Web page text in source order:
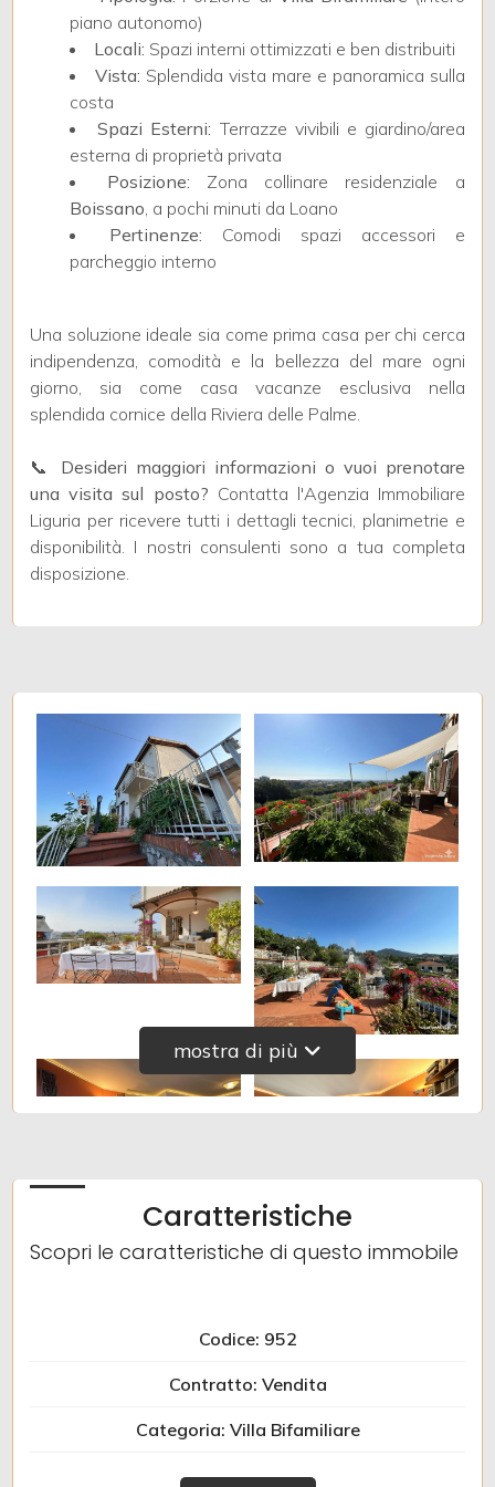
piano autonomo)
Locali: Spazi interni ottimizzati e ben distribuiti
Vista: Splendida vista mare e panoramica sulla
costa
Spazi Esterni: Terrazze vivibili e giardino/area
esterna di proprietà privata
Posizione: Zona collinare residenziale a
Boissano, a pochi minuti da Loano
Pertinenze: Comodi spazi accessori e
parcheggio interno
Una soluzione ideale sia come prima casa per chi cerca
indipendenza, comodità e la bellezza del mare ogni
giorno, sia come casa vacanze esclusiva nella
splendida cornice della Riviera delle Palme.
📞 Desideri maggiori informazioni o vuoi prenotare
una visita sul posto? Contatta l'Agenzia Immobiliare
Liguria per ricevere tutti i dettagli tecnici, planimetrie e
disponibilità. I nostri consulenti sono a tua completa
disposizione.
mostra di più
Caratteristiche
Scopri le caratteristiche di questo immobile
Codice: 952
Contratto: Vendita
Categoria: Villa Bifamiliare
Indirizzo: via capae
Altre
opzioni
-
multiscelta
Giardino
Posto auto/Box
Arredato
Nuova costruzione
Lusso